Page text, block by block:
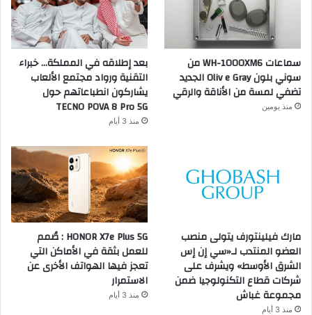
سماعات WH-1000XM6 من
سوني بلون Oliv e Gray الجديد
تضفي لمسة من الأناقة والرقي
منذ يومين
بعد إطلاقه في المملكة… خبراء
التقنية ورواد مجتمع الألعاب
يشاركون انطباعاتهم حول
TECNO POVA 8 Pro 5G
منذ 3 أيام
مارك فيلينتورف يتولى منصب
العضو المنتدب لـ«سي إن إس
الشرق الأوسط» ويشرف على
شركات قطاع التكنولوجيا ضمن
مجموعة غباش
منذ 3 أيام
HONOR X7e Plus 5G : صُمم
للعمل بثقة في الأماكن التي
تعجز فيها الهواتف الأخرى عن
الاستمرار
منذ 3 أيام